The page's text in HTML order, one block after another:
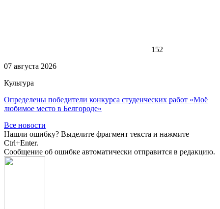
152
07 августа 2026
Культура
Определены победители конкурса студенческих работ «Моё
любимое место в Белгороде»
Все новости
Нашли ошибку? Выделите фрагмент текста и нажмите
Ctrl+Enter.
Сообщение об ошибке автоматически отправится в редакцию.